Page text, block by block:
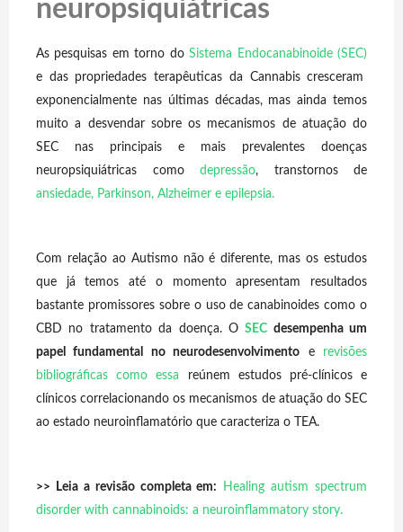
neuropsiquiátricas
As pesquisas em torno do Sistema Endocanabinoide (SEC)
e das propriedades terapêuticas da Cannabis cresceram
exponencialmente nas últimas décadas, mas ainda temos
muito a desvendar sobre os mecanismos de atuação do
SEC nas principais e mais prevalentes doenças
neuropsiquiátricas como depressão, transtornos de
ansiedade, Parkinson, Alzheimer e epilepsia.
Com relação ao Autismo não é diferente, mas os estudos
que já temos até o momento apresentam resultados
bastante promissores sobre o uso de canabinoides como o
CBD no tratamento da doença. O SEC desempenha um
papel fundamental no neurodesenvolvimento e revisões
bibliográficas como essa reúnem estudos pré-clínicos e
clínicos correlacionando os mecanismos de atuação do SEC
ao estado neuroinflamatório que caracteriza o TEA.
>> Leia a revisão completa em: Healing autism spectrum
disorder with cannabinoids: a neuroinflammatory story.